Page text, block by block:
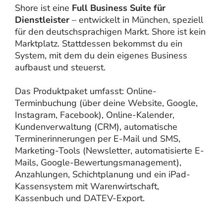
Shore ist eine Full Business Suite für
Dienstleister – entwickelt in München, speziell
für den deutschsprachigen Markt. Shore ist kein
Marktplatz. Stattdessen bekommst du ein
System, mit dem du dein eigenes Business
aufbaust und steuerst.
Das Produktpaket umfasst: Online-
Terminbuchung (über deine Website, Google,
Instagram, Facebook), Online-Kalender,
Kundenverwaltung (CRM), automatische
Terminerinnerungen per E-Mail und SMS,
Marketing-Tools (Newsletter, automatisierte E-
Mails, Google-Bewertungsmanagement),
Anzahlungen, Schichtplanung und ein iPad-
Kassensystem mit Warenwirtschaft,
Kassenbuch und DATEV-Export.